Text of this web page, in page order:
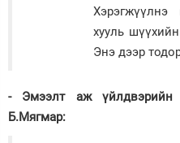
хууль
Энэ дээр
- Эмээлт аж үйлдвэрийн
Б.Мягмар: